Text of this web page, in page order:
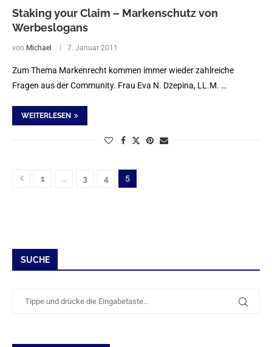
Staking your Claim – Markenschutz von
Werbeslogans
von Michael 7. Januar 2011
Zum Thema Markenrecht kommen immer wieder zahlreiche
Fragen aus der Community. Frau Eva N. Dzepina, LL.M. …
WEITERLESEN
1 … 3 4 5
SUCHE